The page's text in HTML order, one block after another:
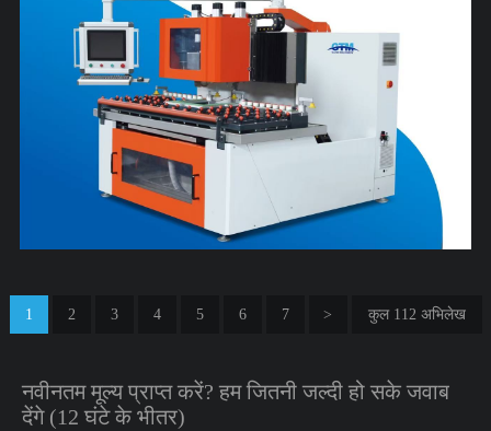
1 2 3 4 5 6 7 > कुल 112 अभिलेख
नवीनतम मूल्य प्राप्त करें? हम जितनी जल्दी हो सके जवाब
देंगे (12 घंटे के भीतर)